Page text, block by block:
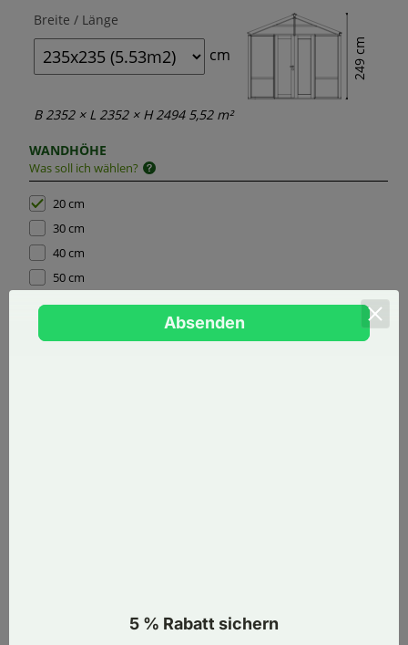
Breite / Länge
cm 249 cm
B 2352 × L 2352 × H 2494 5,52 m²
WANDHÖHE
Was soll ich wählen?
20 cm
30 cm
40 cm
50 cm
GEWÄCHSHAUSHÖHE